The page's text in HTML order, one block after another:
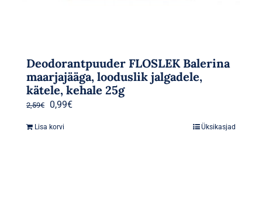
Deodorantpuuder FLOSLEK Balerina
maarjajääga, looduslik jalgadele,
kätele, kehale 25g
2,59€
Algne
0,99€Praegune
Lisa korvi Üksikasjad